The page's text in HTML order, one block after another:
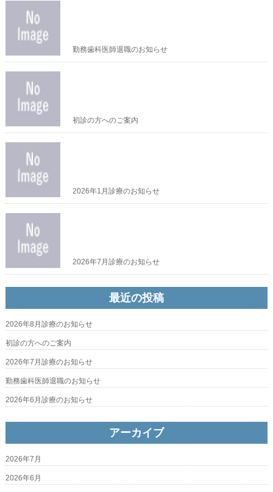
勤務歯科医師退職のお知らせ
初診の方へのご案内
2026年1月診療のお知らせ
2026年7月診療のお知らせ
最近の投稿
2026年8月診療のお知らせ
初診の方へのご案内
2026年7月診療のお知らせ
勤務歯科医師退職のお知らせ
2026年6月診療のお知らせ
アーカイブ
2026年7月
2026年6月